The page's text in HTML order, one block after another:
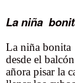
La niña
La niña bonita
desde el
añora pisar la